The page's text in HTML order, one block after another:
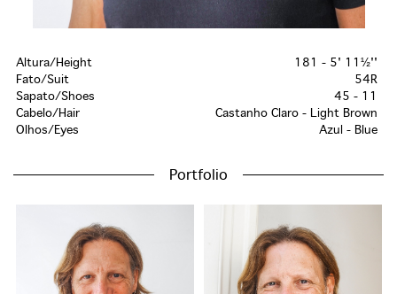
Altura/Height
181 - 5' 11½''
Fato/Suit
54R
Sapato/Shoes
45 - 11
Cabelo/Hair
Castanho Claro - Light Brown
Olhos/Eyes
Azul - Blue
Portfolio